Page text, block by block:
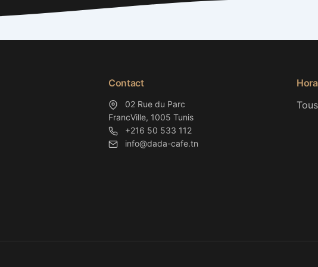
Contact
02 Rue du Parc
FrancVille, 1005 Tunis
+216 50 533 112
info@dada-cafe.tn